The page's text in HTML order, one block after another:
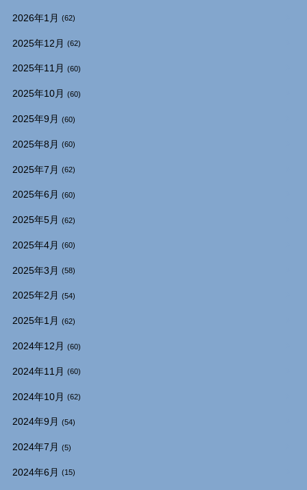
2026年1月 (62)
2025年12月 (62)
2025年11月 (60)
2025年10月 (60)
2025年9月 (60)
2025年8月 (60)
2025年7月 (62)
2025年6月 (60)
2025年5月 (62)
2025年4月 (60)
2025年3月 (58)
2025年2月 (54)
2025年1月 (62)
2024年12月 (60)
2024年11月 (60)
2024年10月 (62)
2024年9月 (54)
2024年7月 (5)
2024年6月 (15)